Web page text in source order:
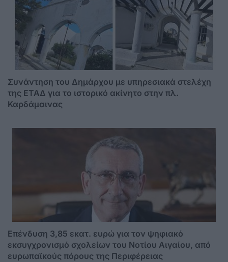
Συνάντηση του Δημάρχου με υπηρεσιακά στελέχη
της ΕΤΑΔ για το ιστορικό ακίνητο στην πλ.
Καρδάμαινας
Επένδυση 3,85 εκατ. ευρώ για τον ψηφιακό
εκσυγχρονισμό σχολείων του Νοτίου Αιγαίου, από
ευρωπαϊκούς πόρους της Περιφέρειας